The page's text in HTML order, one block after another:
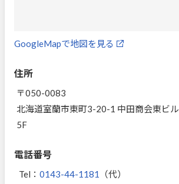
GoogleMapで地図を見る
住所
〒050-0083
北海道室蘭市東町3-20-1 中田商会東ビル
5F
電話番号
Tel： 0143-44-1181
（代）